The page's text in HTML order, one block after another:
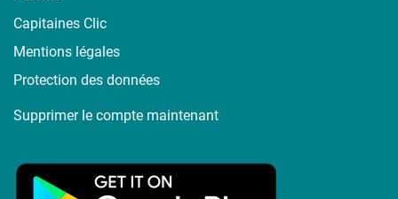
Capitaines Clic
Mentions légales
Protection des données
Supprimer le compte maintenant